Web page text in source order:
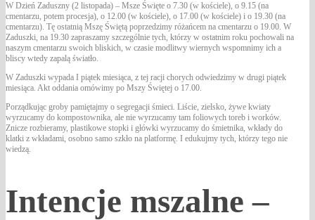
W Dzień Zaduszny (2 listopada) – Msze Święte o 7.30 (w kościele), o 9.15 (na
cmentarzu, potem procesja), o 12.00 (w kościele), o 17.00 (w kościele) i o 19.30 (na
cmentarzu). Tę ostatnią Mszę Świętą poprzedzimy różańcem na cmentarzu o 19.00. W
Zaduszki, na 19.30 zapraszamy szczególnie tych, którzy w ostatnim roku pochowali na
naszym cmentarzu swoich bliskich, w czasie modlitwy wiernych wspomnimy ich a
bliscy wtedy zapalą światło.
W Zaduszki wypada I piątek miesiąca, z tej racji chorych odwiedzimy w drugi piątek
miesiąca. Akt oddania omówimy po Mszy Świętej o 17.00.
Porządkując groby pamiętajmy o segregacji śmieci. Liście, zielsko, żywe kwiaty
wyrzucamy do kompostownika, ale nie wyrzucamy tam foliowych toreb i worków.
Znicze rozbieramy, plastikowe stopki i główki wyrzucamy do śmietnika, wkłady do
klatki z wkładami, osobno samo szkło na platformę. I edukujmy tych, którzy tego nie
wiedzą.
Intencje mszalne –